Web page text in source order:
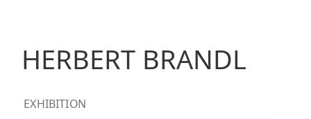
HERBERT BRANDL
EXHIBITION